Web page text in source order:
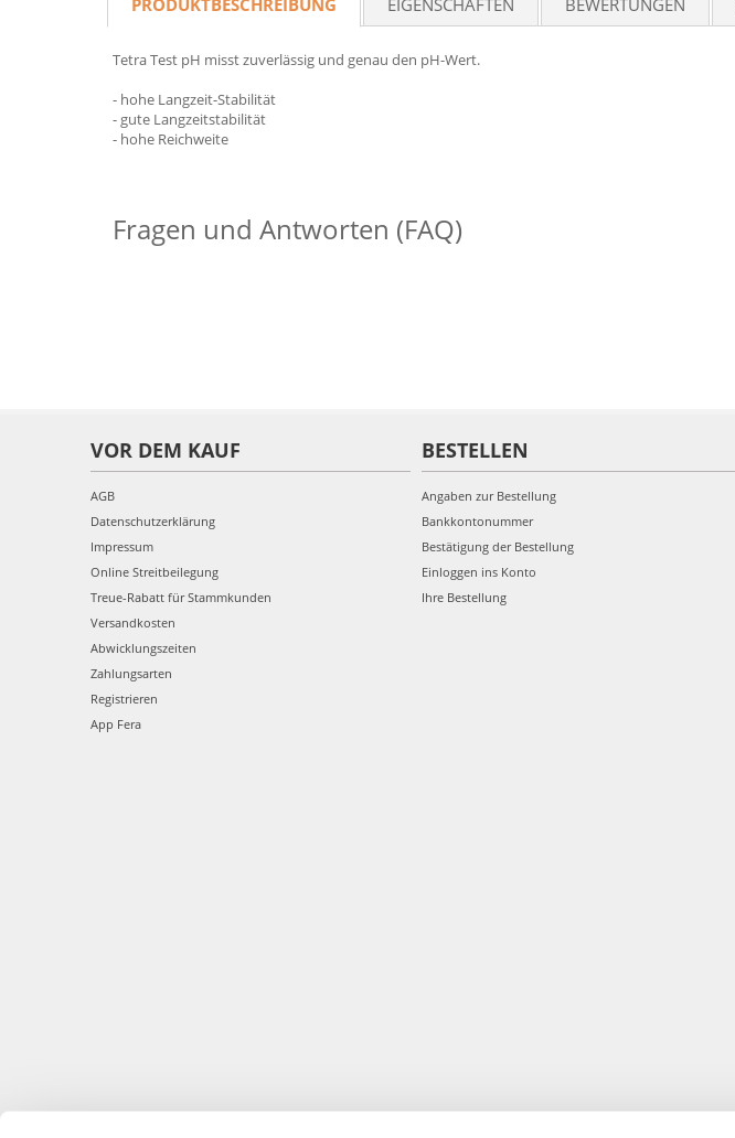
PRODUKTBESCHREIBUNG EIGENSCHAFTEN BEWERTUNGEN
Tetra Test pH misst zuverlässig und genau den pH-Wert.
- hohe Langzeit-Stabilität
- gute Langzeitstabilität
- hohe Reichweite
Fragen und Antworten (FAQ)
VOR DEM KAUF
AGB
Datenschutzerklärung
Impressum
Online Streitbeilegung
Treue-Rabatt für Stammkunden
Versandkosten
Abwicklungszeiten
Zahlungsarten
Registrieren
App Fera
BESTELLEN
Angaben zur Bestellung
Bankkontonummer
Bestätigung der Bestellung
Einloggen ins Konto
Ihre Bestellung